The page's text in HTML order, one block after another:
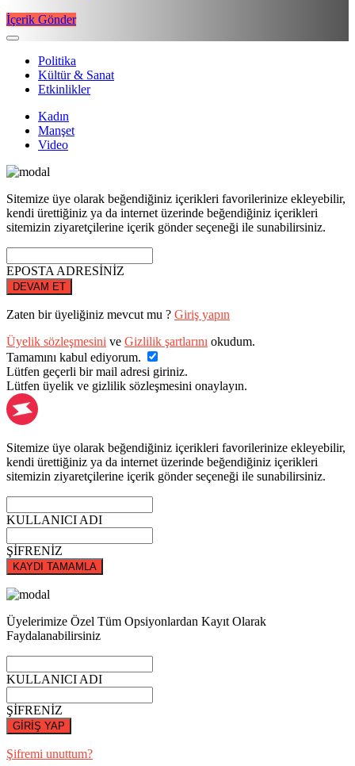
İçerik Gönder
Politika
Kültür & Sanat
Etkinlikler
Kadın
Manşet
Video
Sitemize üye olarak beğendiğiniz içerikleri favorilerinize ekleyebilir,
kendi ürettiğiniz ya da internet üzerinde beğendiğiniz içerikleri
sitemizin ziyaretçilerine içerik gönder seçeneği ile sunabilirsiniz.
EPOSTA ADRESİNİZ
DEVAM ET
Zaten bir üyeliğiniz mevcut mu ? Giriş yapın
Üyelik sözleşmesini ve Gizlilik şartlarını okudum.
Tamamını kabul ediyorum.
Lütfen geçerli bir mail adresi giriniz.
Lütfen üyelik ve gizlilik sözleşmesini onaylayın.
Sitemize üye olarak beğendiğiniz içerikleri favorilerinize ekleyebilir,
kendi ürettiğiniz ya da internet üzerinde beğendiğiniz içerikleri
sitemizin ziyaretçilerine içerik gönder seçeneği ile sunabilirsiniz.
KULLANICI ADI
ŞİFRENİZ
KAYDI TAMAMLA
Üyelerimize Özel Tüm Opsiyonlardan Kayıt Olarak
Faydalanabilirsiniz
KULLANICI ADI
ŞİFRENİZ
GİRİŞ YAP
Şifremi unuttum?